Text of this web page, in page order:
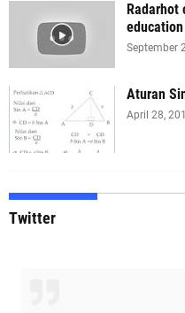
Radarhot
education
September
Aturan
April 28,
Twitter